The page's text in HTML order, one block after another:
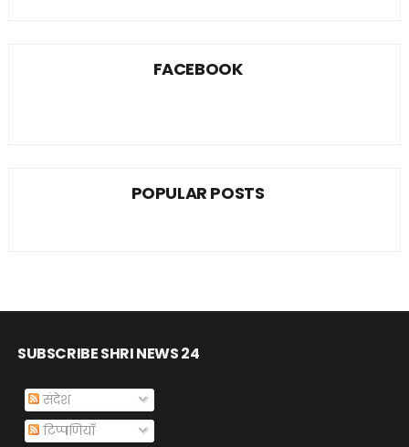
FACEBOOK
POPULAR POSTS
SUBSCRIBE SHRI NEWS 24
संदेश
टिप्पणियाँ